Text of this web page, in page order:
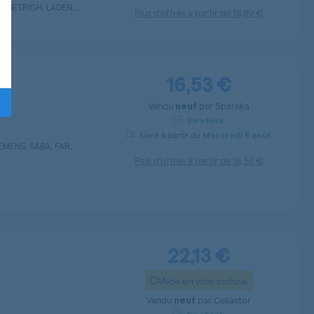
DIETRICH, LADEN ...
SABA, FAR,
16,53 €
Vendu neuf par Spareka
En stock
Livré à partir du Mercredi 5 août
22,13 €
Aide en visio incluse
Vendu neuf par Cellastor